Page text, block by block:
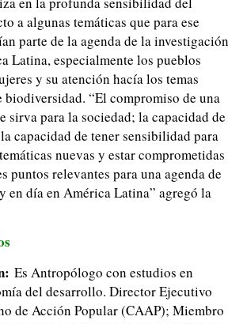
a algunas temáticas que para ese
parte de la agenda de la investigación
Latina, especialmente los pueblos
y su atención hacía los temas
biodiversidad. “El compromiso de una
sirva para la sociedad; la capacidad de
capacidad de tener sensibilidad para
nuevas y estar comprometidas
puntos relevantes para una agenda de
en día en América Latina” agregó la
Es Antropólogo con estudios en
del desarrollo. Director Ejecutivo
de Acción Popular (CAAP); Miembro